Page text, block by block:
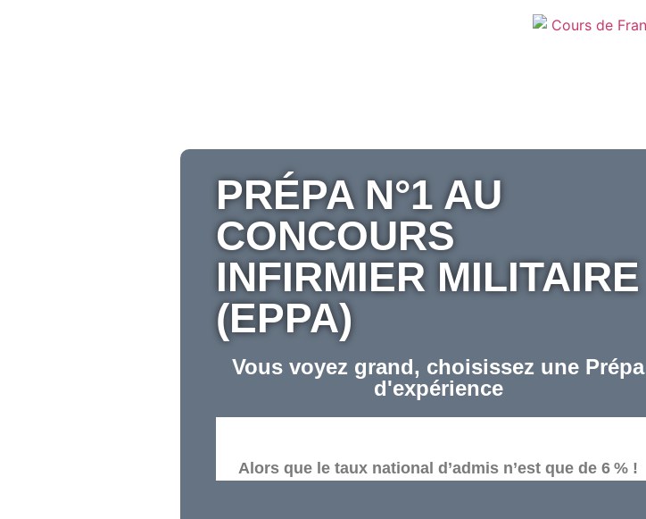
PRÉPA N°1 AU
CONCOURS
INFIRMIER MILITAIRE
(EPPA)
Vous voyez grand, choisissez une Prépa
d'expérience​
Alors que le taux national d’admis n’est que de 6 % !